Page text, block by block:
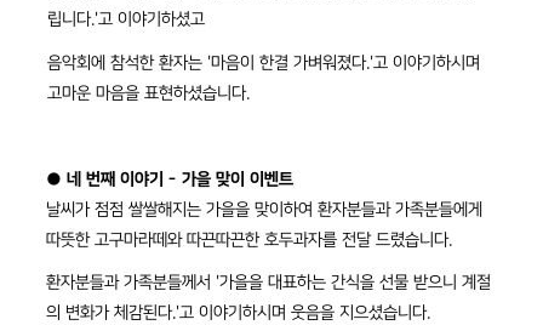
립니다.'고 이야기하셨고
음악회에 참석한 환자는 '마음이 한결 가벼워졌다.'고 이야기하시며
고마운 마음을 표현하셨습니다.
● 네 번째 이야기 - 가을 맞이 이벤트
날씨가 점점 쌀쌀해지는 가을을 맞이하여 환자분들과 가족분들에게
따뜻한 고구마라떼와 따끈따끈한 호두과자를 전달 드렸습니다.
환자분들과 가족분들께서 '가을을 대표하는 간식을 선물 받으니 계절
의 변화가 체감된다.'고 이야기하시며 웃음을 지으셨습니다.